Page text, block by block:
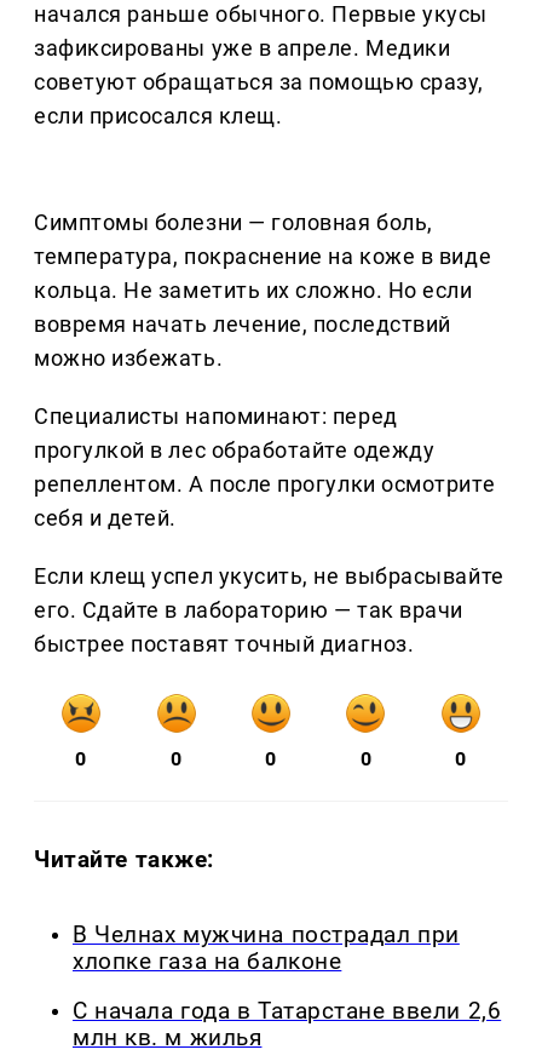
начался раньше обычного. Первые укусы
зафиксированы уже в апреле. Медики
советуют обращаться за помощью сразу,
если присосался клещ.
Симптомы болезни — головная боль,
температура, покраснение на коже в виде
кольца. Не заметить их сложно. Но если
вовремя начать лечение, последствий
можно избежать.
Специалисты напоминают: перед
прогулкой в лес обработайте одежду
репеллентом. А после прогулки осмотрите
себя и детей.
Если клещ успел укусить, не выбрасывайте
его. Сдайте в лабораторию — так врачи
быстрее поставят точный диагноз.
0 0 0 0 0
Читайте также:
В Челнах мужчина пострадал при
хлопке газа на балконе
С начала года в Татарстане ввели 2,6
млн кв. м жилья